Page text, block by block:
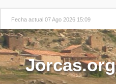
Fecha actual 07 Ago 2026 15:09
Jorcas.org